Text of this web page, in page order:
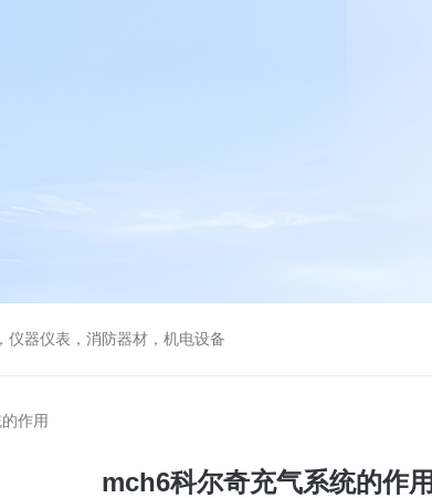
仪器仪表，消防器材，机电设备
作用
mch6科尔奇充气系统的作用